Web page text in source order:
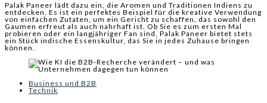
Palak Paneer lädt dazu ein, die Aromen und Traditionen Indiens zu
entdecken. Es ist ein perfektes Beispiel für die kreative Verwendung
von einfachen Zutaten, um ein Gericht zu schaffen, das sowohl den
Gaumen erfreut als auch nahrhaft ist. Ob Sie es zum ersten Mal
probieren oder ein langjähriger Fan sind, Palak Paneer bietet stets
ein Stück indische Essenskultur, das Sie in jedes Zuhause bringen
können.
Business und B2B
Technik